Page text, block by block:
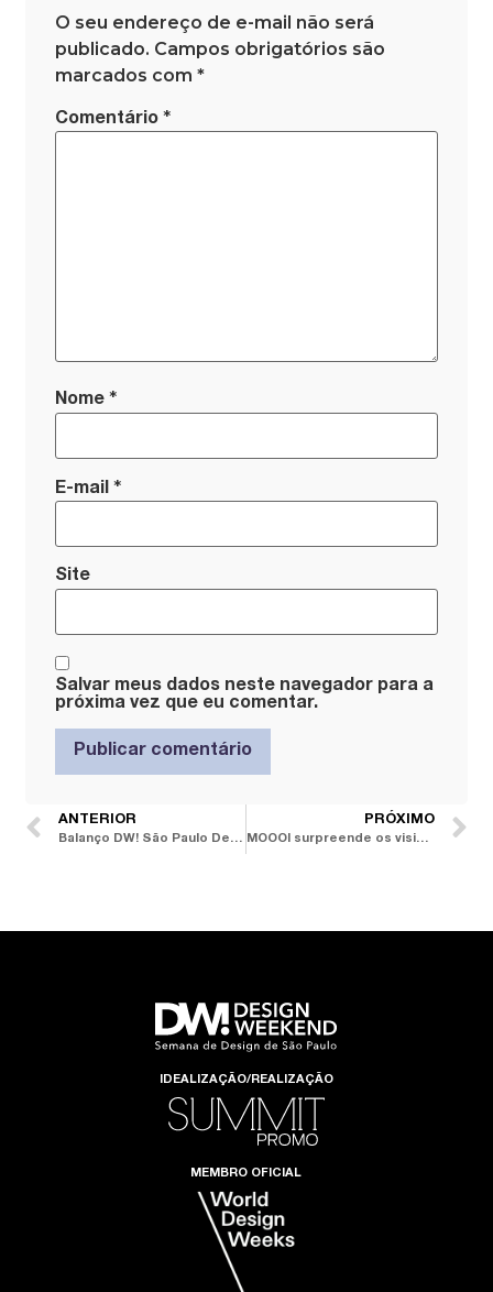
O seu endereço de e-mail não será
publicado. Campos obrigatórios são
marcados com*
Comentário*
Nome*
E-mail*
Site
Salvar meus dados neste navegador para a
próxima vez que eu comentar.
ANTERIOR
Balanço DW! São Paulo Design Weekend 2016
PRÓXIMO
MOOOI surpreende os visitantes do Fuori Salone 2017
IDEALIZAÇÃO/REALIZAÇÃO
MEMBRO OFICIAL